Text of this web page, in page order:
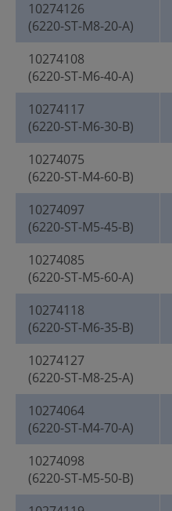
10274126
(6220-ST-M8-20-A)
10274108
(6220-ST-M6-40-A)
10274117
(6220-ST-M6-30-B)
10274075
(6220-ST-M4-60-B)
10274097
(6220-ST-M5-45-B)
10274085
(6220-ST-M5-60-A)
10274118
(6220-ST-M6-35-B)
10274127
(6220-ST-M8-25-A)
10274064
(6220-ST-M4-70-A)
10274098
(6220-ST-M5-50-B)